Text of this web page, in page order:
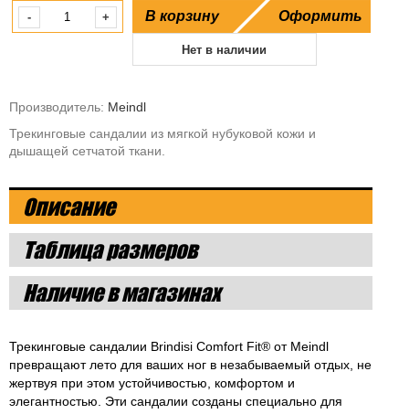
- + В корзину Оформить
Нет в наличии
Производитель: Meindl
Трекинговые сандалии из мягкой нубуковой кожи и
дышащей сетчатой ​​ткани.
Описание
Таблица размеров
Наличие в магазинах
Трекинговые сандалии Brindisi Comfort Fit® от Meindl
превращают лето для ваших ног в незабываемый отдых, не
жертвуя при этом устойчивостью, комфортом и
элегантностью. Эти сандалии созданы специально для